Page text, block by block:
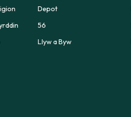
Depot
56
Llyw a Byw